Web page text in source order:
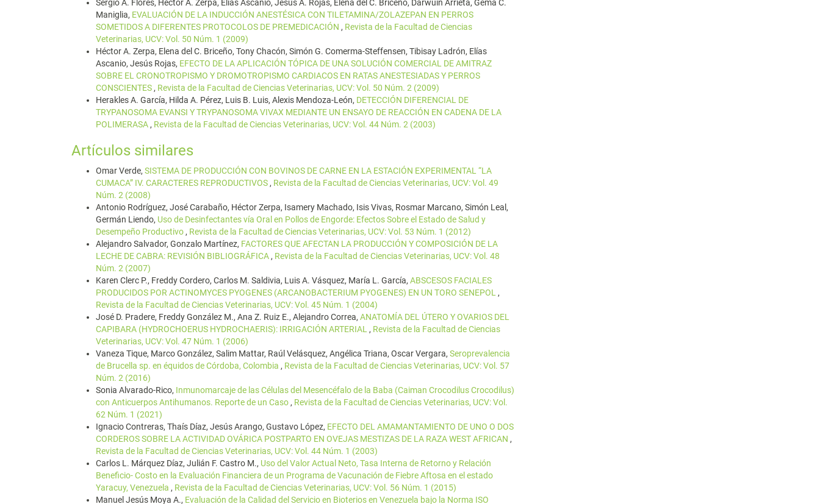
Sergio A. Flores, Héctor A. Zerpa, Elias Ascanio, Jesús A. Rojas, Elena del C. Briceño, Darwuin Arrieta, Gema C.
Maniglia, EVALUACIÓN DE LA INDUCCIÓN ANESTÉSICA CON TILETAMINA/ZOLAZEPAN EN PERROS
SOMETIDOS A DIFERENTES PROTOCOLOS DE PREMEDICACIÓN , Revista de la Facultad de Ciencias
Veterinarias, UCV: Vol. 50 Núm. 1 (2009)
Héctor A. Zerpa, Elena del C. Briceño, Tony Chacón, Simón G. Comerma-Steffensen, Tibisay Ladrón, Elías
Ascanio, Jesús Rojas, EFECTO DE LA APLICACIÓN TÓPICA DE UNA SOLUCIÓN COMERCIAL DE AMITRAZ
SOBRE EL CRONOTROPISMO Y DROMOTROPISMO CARDIACOS EN RATAS ANESTESIADAS Y PERROS
CONSCIENTES , Revista de la Facultad de Ciencias Veterinarias, UCV: Vol. 50 Núm. 2 (2009)
Herakles A. García, Hilda A. Pérez, Luis B. Luis, Alexis Mendoza-León, DETECCIÓN DIFERENCIAL DE
TRYPANOSOMA EVANSI Y TRYPANOSOMA VIVAX MEDIANTE UN ENSAYO DE REACCIÓN EN CADENA DE LA
POLIMERASA , Revista de la Facultad de Ciencias Veterinarias, UCV: Vol. 44 Núm. 2 (2003)
Artículos similares
Omar Verde, SISTEMA DE PRODUCCIÓN CON BOVINOS DE CARNE EN LA ESTACIÓN EXPERIMENTAL “LA
CUMACA” IV. CARACTERES REPRODUCTIVOS , Revista de la Facultad de Ciencias Veterinarias, UCV: Vol. 49
Núm. 2 (2008)
Antonio Rodríguez, José Carabaño, Héctor Zerpa, Isamery Machado, Isis Vivas, Rosmar Marcano, Simón Leal,
Germán Liendo, Uso de Desinfectantes vía Oral en Pollos de Engorde: Efectos Sobre el Estado de Salud y
Desempeño Productivo , Revista de la Facultad de Ciencias Veterinarias, UCV: Vol. 53 Núm. 1 (2012)
Alejandro Salvador, Gonzalo Martínez, FACTORES QUE AFECTAN LA PRODUCCIÓN Y COMPOSICIÓN DE LA
LECHE DE CABRA: REVISIÓN BIBLIOGRÁFICA , Revista de la Facultad de Ciencias Veterinarias, UCV: Vol. 48
Núm. 2 (2007)
Karen Clerc P., Freddy Cordero, Carlos M. Saldivia, Luis A. Vásquez, María L. García, ABSCESOS FACIALES
PRODUCIDOS POR ACTINOMYCES PYOGENES (ARCANOBACTERIUM PYOGENES) EN UN TORO SENEPOL ,
Revista de la Facultad de Ciencias Veterinarias, UCV: Vol. 45 Núm. 1 (2004)
José D. Pradere, Freddy González M., Ana Z. Ruiz E., Alejandro Correa, ANATOMÍA DEL ÚTERO Y OVARIOS DEL
CAPIBARA (HYDROCHOERUS HYDROCHAERIS): IRRIGACIÓN ARTERIAL , Revista de la Facultad de Ciencias
Veterinarias, UCV: Vol. 47 Núm. 1 (2006)
Vaneza Tique, Marco González, Salim Mattar, Raúl Velásquez, Angélica Triana, Oscar Vergara, Seroprevalencia
de Brucella sp. en équidos de Córdoba, Colombia , Revista de la Facultad de Ciencias Veterinarias, UCV: Vol. 57
Núm. 2 (2016)
Sonia Alvarado-Rico, Inmunomarcaje de las Células del Mesencéfalo de la Baba (Caiman Crocodilus Crocodilus)
con Anticuerpos Antihumanos. Reporte de un Caso , Revista de la Facultad de Ciencias Veterinarias, UCV: Vol.
62 Núm. 1 (2021)
Ignacio Contreras, Thaís Díaz, Jesús Arango, Gustavo López, EFECTO DEL AMAMANTAMIENTO DE UNO O DOS
CORDEROS SOBRE LA ACTIVIDAD OVÁRICA POSTPARTO EN OVEJAS MESTIZAS DE LA RAZA WEST AFRICAN ,
Revista de la Facultad de Ciencias Veterinarias, UCV: Vol. 44 Núm. 1 (2003)
Carlos L. Márquez Díaz, Julián F. Castro M., Uso del Valor Actual Neto, Tasa Interna de Retorno y Relación
Beneficio- Costo en la Evaluación Financiera de un Programa de Vacunación de Fiebre Aftosa en el estado
Yaracuy, Venezuela , Revista de la Facultad de Ciencias Veterinarias, UCV: Vol. 56 Núm. 1 (2015)
Manuel Jesús Moya A., Evaluación de la Calidad del Servicio en Bioterios en Venezuela bajo la Norma ISO